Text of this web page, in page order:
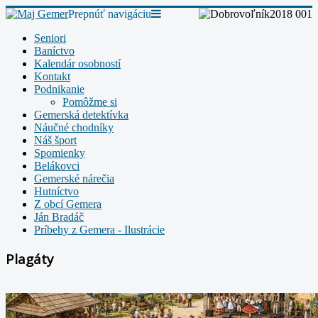
Prepnúť navigáciu
Seniori
Baníctvo
Kalendár osobností
Kontakt
Podnikanie
Pomôžme si
Gemerská detektívka
Náučné chodníky
Náš šport
Spomienky
Belákovci
Gemerské nárečia
Hutníctvo
Z obcí Gemera
Ján Bradáč
Príbehy z Gemera - Ilustrácie
Plagáty